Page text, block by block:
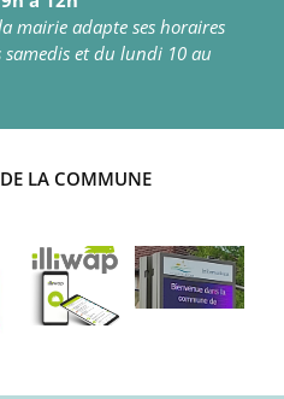
mairie adapte ses horaires
samedis et du lundi 10 au
DE LA COMMUNE